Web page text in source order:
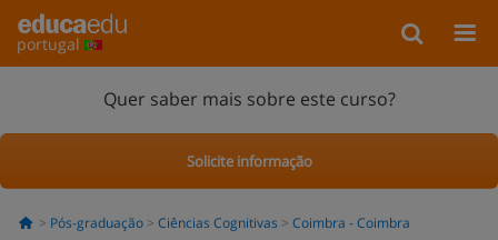
portugal
Quer saber mais sobre este curso?
Solicite informação
Pós-graduação Ciências Cognitivas Coimbra - Coimbra